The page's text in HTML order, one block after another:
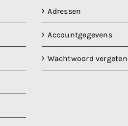
Adressen
Accountgegevens
Wachtwoord vergeten